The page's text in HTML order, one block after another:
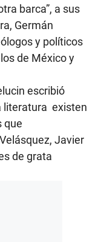
barca”, a sus
Germán
y políticos
de México y
escribió
literatura existen
que
Javier
de grata